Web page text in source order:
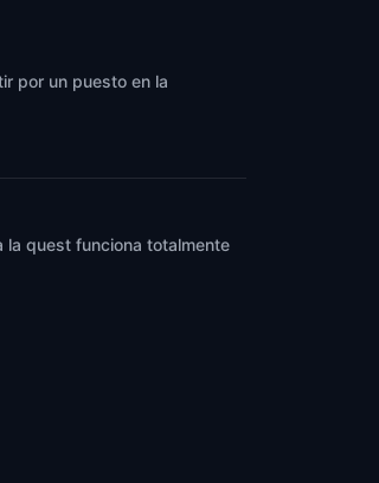
por un puesto en la
la quest funciona totalmente